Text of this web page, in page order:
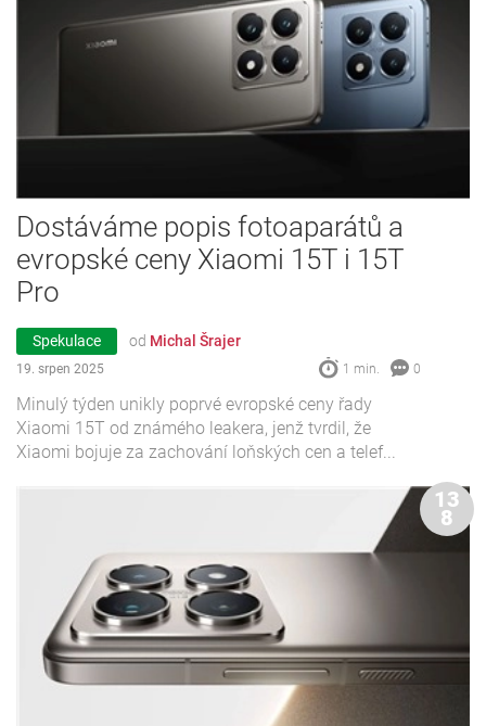
Dostáváme popis fotoaparátů a
evropské ceny Xiaomi 15T i 15T
Pro
Spekulace od Michal Šrajer
19. srpen 2025 1 min. 0
Minulý týden unikly poprvé evropské ceny řady
Xiaomi 15T od známého leakera, jenž tvrdil, že
Xiaomi bojuje za zachování loňských cen a telef...
13
8